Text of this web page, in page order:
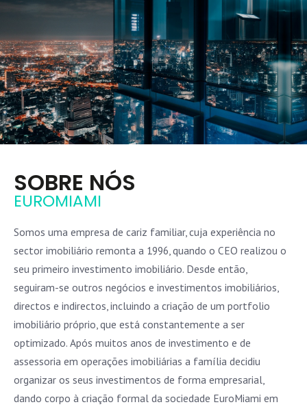
SOBRE NÓS
EUROMIAMI
Somos uma empresa de cariz familiar, cuja experiência no
sector imobiliário remonta a 1996, quando o CEO realizou o
seu primeiro investimento imobiliário. Desde então,
seguiram-se outros negócios e investimentos imobiliários,
directos e indirectos, incluindo a criação de um portfolio
imobiliário próprio, que está constantemente a ser
optimizado. Após muitos anos de investimento e de
assessoria em operações imobiliárias a família decidiu
organizar os seus investimentos de forma empresarial,
dando corpo à criação formal da sociedade EuroMiami em